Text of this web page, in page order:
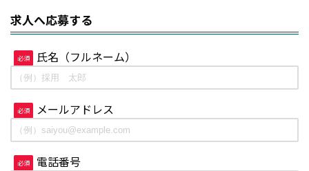
求人へ応募する
必須 氏名（フルネーム）
必須 メールアドレス
必須 電話番号